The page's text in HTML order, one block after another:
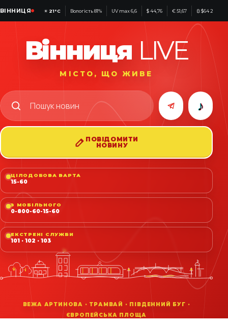
ВІННИЦЯ ☀ 21°C Вологість 81% UV max 6,6 $ 44,76 € 51,67 ₿ $64 282
Вінниця LIVE
МІСТО, ЩО ЖИВЕ
♪
ПОВІДОМИТИ
НОВИНУ
ЦІЛОДОБОВА ВАРТА
15-60
З МОБІЛЬНОГО
0-800-60-15-60
ЕКСТРЕНІ СЛУЖБИ
101 · 102 · 103